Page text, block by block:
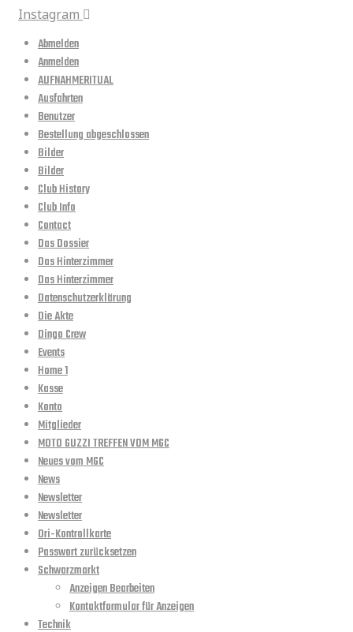
Instagram
Abmelden
Anmelden
AUFNAHMERITUAL
Ausfahrten
Benutzer
Bestellung abgeschlossen
Bilder
Bilder
Club History
Club Info
Contact
Das Dossier
Das Hinterzimmer
Das Hinterzimmer
Datenschutzerklärung
Die Akte
Dingo Crew
Events
Home 1
Kasse
Konto
Mitglieder
MOTO GUZZI TREFFEN VOM MGC
Neues vom MGC
News
Newsletter
Newsletter
Ori-Kontrollkarte
Passwort zurücksetzen
Schwarzmarkt
Anzeigen Bearbeiten
Kontaktformular für Anzeigen
Technik